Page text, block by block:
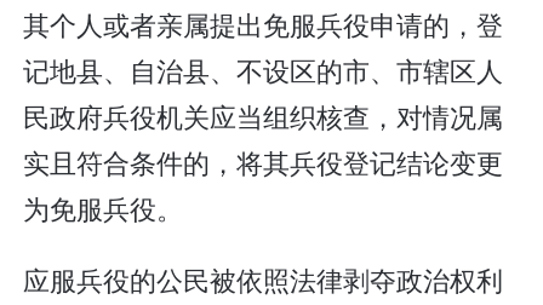
其个人或者亲属提出免服兵役申请的，登
记地县、自治县、不设区的市、市辖区人
民政府兵役机关应当组织核查，对情况属
实且符合条件的，将其兵役登记结论变更
为免服兵役。
应服兵役的公民被依照法律剥夺政治权利